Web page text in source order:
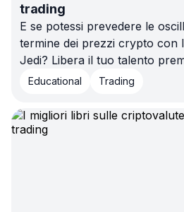
trading
E se potessi prevedere le
termine dei prezzi crypto con
Jedi? Libera il tuo talento
movimenti crypto con questi
trading!
Educational Trading